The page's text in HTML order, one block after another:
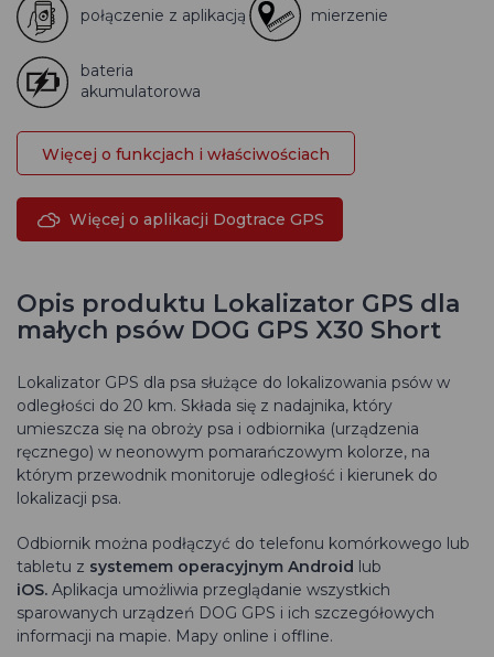
połączenie z aplikacją mierzenie
bateria
akumulatorowa
Więcej o funkcjach i właściwościach
Więcej o aplikacji Dogtrace GPS
Opis produktu Lokalizator GPS dla
małych psów DOG GPS X30 Short
Lokalizator GPS dla psa służące do lokalizowania psów w
odległości do 20 km. Składa się z nadajnika, który
umieszcza się na obroży psa i odbiornika (urządzenia
ręcznego) w neonowym pomarańczowym kolorze, na
którym przewodnik monitoruje odległość i kierunek do
lokalizacji psa.
Odbiornik można podłączyć do telefonu komórkowego lub
tabletu z systemem operacyjnym Android lub
iOS. Aplikacja umożliwia przeglądanie wszystkich
sparowanych urządzeń DOG GPS i ich szczegółowych
informacji na mapie. Mapy online i offline.